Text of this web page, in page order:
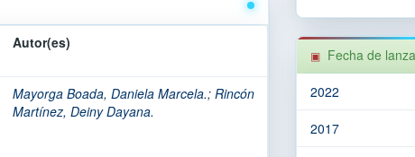
Autor(es)
Mayorga Boada, Daniela Marcela.; Rincón
Martínez, Deiny Dayana.
Fecha de
2022
2017